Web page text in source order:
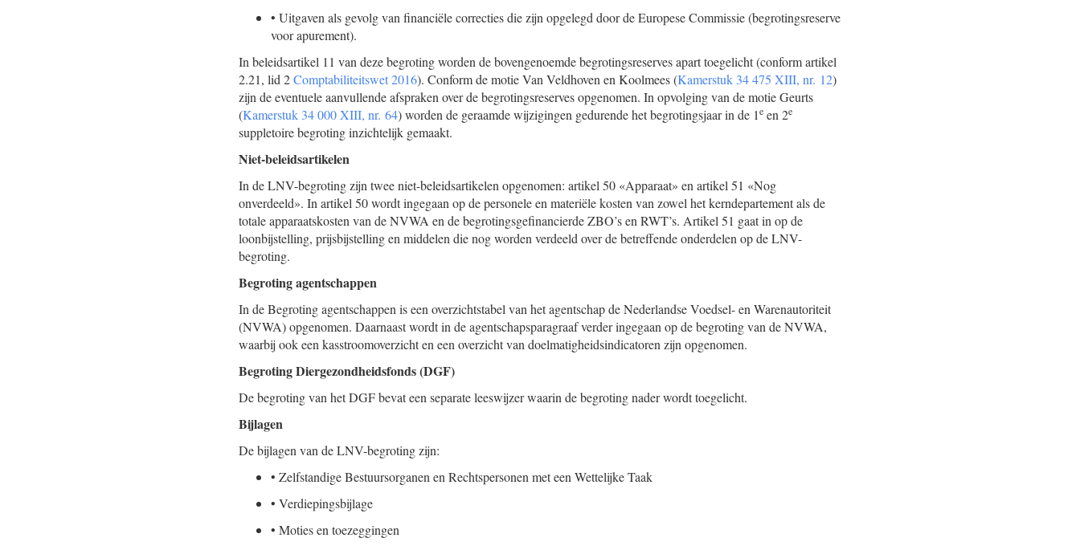
• Uitgaven als gevolg van financiële correcties die zijn opgelegd door de Europese Commissie (begrotingsreserve
voor apurement).
In beleidsartikel 11 van deze begroting worden de bovengenoemde begrotingsreserves apart toegelicht (conform artikel
2.21, lid 2Comptabiliteitswet 2016). Conform de motie Van Veldhoven en Koolmees (Kamerstuk 34 475 XIII, nr. 12)
zijn de eventuele aanvullende afspraken over de begrotingsreserves opgenomen. In opvolging van de motie Geurts
(Kamerstuk 34 000 XIII, nr. 64) worden de geraamde wijzigingen gedurende het begrotingsjaar in de 1e en 2e
suppletoire begroting inzichtelijk gemaakt.
Niet-beleidsartikelen
In de LNV-begroting zijn twee niet-beleidsartikelen opgenomen: artikel 50 «Apparaat» en artikel 51 «Nog
onverdeeld». In artikel 50 wordt ingegaan op de personele en materiële kosten van zowel het kerndepartement als de
totale apparaatskosten van de NVWA en de begrotingsgefinancierde ZBO’s en RWT’s. Artikel 51 gaat in op de
loonbijstelling, prijsbijstelling en middelen die nog worden verdeeld over de betreffende onderdelen op de LNV-
begroting.
Begroting agentschappen
In de Begroting agentschappen is een overzichtstabel van het agentschap de Nederlandse Voedsel- en Warenautoriteit
(NVWA) opgenomen. Daarnaast wordt in de agentschapsparagraaf verder ingegaan op de begroting van de NVWA,
waarbij ook een kasstroomoverzicht en een overzicht van doelmatigheidsindicatoren zijn opgenomen.
Begroting Diergezondheidsfonds (DGF)
De begroting van het DGF bevat een separate leeswijzer waarin de begroting nader wordt toegelicht.
Bijlagen
De bijlagen van de LNV-begroting zijn:
• Zelfstandige Bestuursorganen en Rechtspersonen met een Wettelijke Taak
• Verdiepingsbijlage
• Moties en toezeggingen